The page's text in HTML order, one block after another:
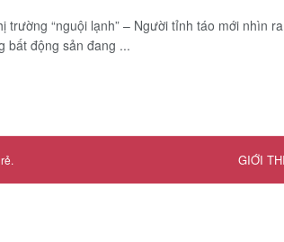
trường “nguội lạnh” – Người tỉnh táo mới nhìn
bất động sản đang ...
GIỚI